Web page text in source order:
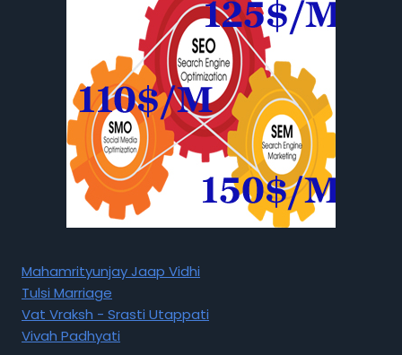
Mahamrityunjay Jaap Vidhi
Tulsi Marriage
Vat Vraksh - Srasti Utappati
Vivah Padhyati